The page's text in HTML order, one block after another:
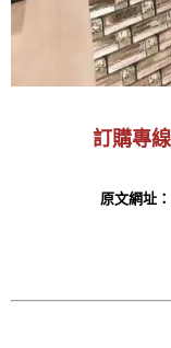
訂購專
原文網址